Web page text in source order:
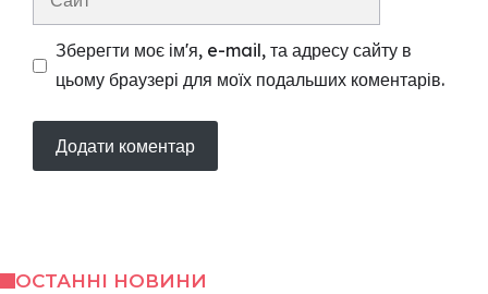
Зберегти моє ім'я, e-mail, та адресу сайту в
цьому браузері для моїх подальших коментарів.
ОСТАННІ НОВИНИ